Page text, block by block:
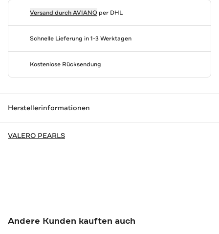
Versand durchAVIANOper DHL
Schnelle Lieferung in 1-3 Werktagen
Kostenlose Rücksendung
Herstellerinformationen
VALERO PEARLS
Andere Kunden kauften auch